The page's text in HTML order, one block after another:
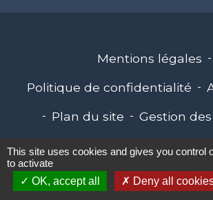
Mentions légales -
Politique de confidentialité -
- Plan du site - Gestion
Site créé en partenariat avec Réseau
This site uses cookies and gives you control
to activate
OK, accept all
Deny all